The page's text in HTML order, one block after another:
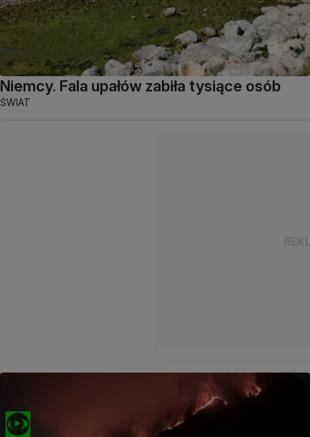
Niemcy. Fala upałów zabiła tysiące osób
ŚWIAT